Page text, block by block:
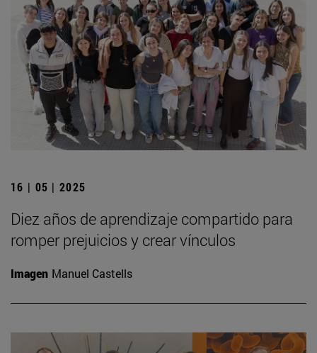
16 | 05 | 2025
Diez años de aprendizaje compartido para
romper prejuicios y crear vínculos
Imagen Manuel Castells